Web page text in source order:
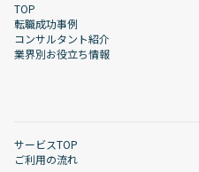
TOP
転職成功事例
コンサルタント紹介
業界別お役立ち情報
サービスTOP
ご利用の流れ